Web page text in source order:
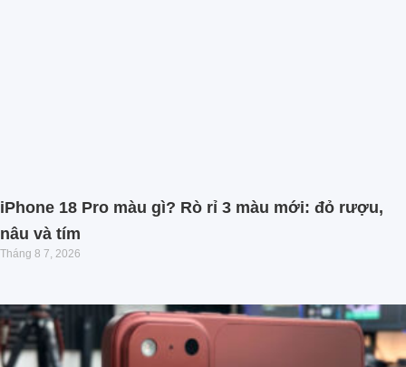
iPhone 18 Pro màu gì? Rò rỉ 3 màu mới: đỏ rượu,
nâu và tím
Tháng 8 7, 2026